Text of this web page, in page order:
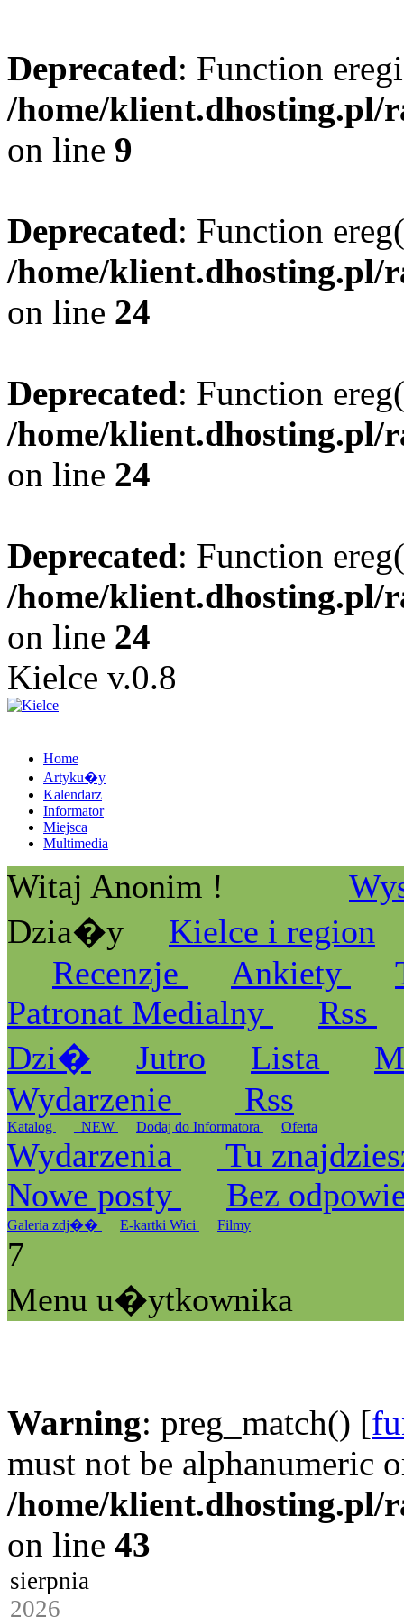
Deprecated: Function
/home/klient.dhosting.pl/
on line 9
Deprecated: Function
/home/klient.dhosting.pl/
on line 24
Deprecated: Function
/home/klient.dhosting.pl/
on line 24
Deprecated: Function
/home/klient.dhosting.pl/
on line 24
Kielce v.0.8
Home
Artyku�y
Kalendarz
Informator
Miejsca
Multimedia
Witaj Anonim !
Dzia�y
Kielce i region
Recenzje
Ankiety
Patronat Medialny
Rss
Dzi�
Jutro Lista
Wydarzenie
Rss
Katalog _NEW Dodaj do Informatora Oferta
Wydarzenia
Tu
Nowe posty
Bez
Galeria zdj�� E-kartki Wici Filmy
7
Menu u�ytkownika
Warning: preg_match() [
must not be alphanumeric
/home/klient.dhosting.pl/
on line 43
sierpnia
2026